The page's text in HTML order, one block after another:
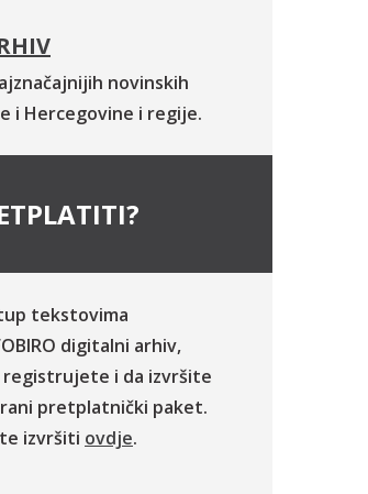
novinskih
i Hercegovine i regije.
tekstovima
digitalni arhiv,
i da izvršite
pretplatnički paket.
izvršiti ovdje.